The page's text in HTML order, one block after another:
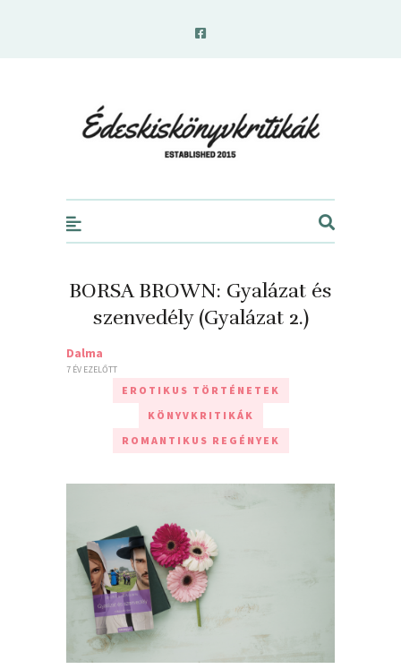
BORSA BROWN: Gyalázat ​és
szenvedély (Gyalázat 2.)
Dalma
7 ÉV EZELŐTT
EROTIKUS TÖRTÉNETEK
KÖNYVKRITIKÁK
ROMANTIKUS REGÉNYEK